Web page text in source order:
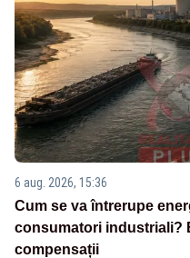
6 aug. 2026, 15:36
Cum se va întrerupe
consumatori industriali?
compensații